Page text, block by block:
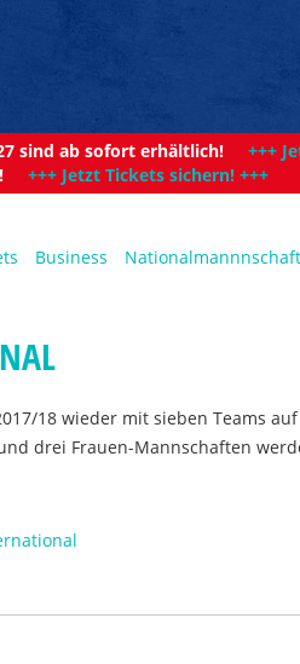
27 sind ab sofort erhältlich! +++
+++ Jetzt Tickets sichern! +++
Business Nationalmannnschaft
18 wieder mit sieben Teams auf
drei Frauen-Mannschaften